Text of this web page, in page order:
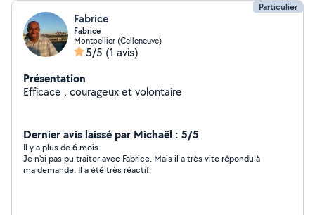
Particulier
Fabrice
Fabrice
Montpellier (Celleneuve)
5/5 (1 avis)
Présentation
Efficace , courageux et volontaire
Dernier avis laissé par Michaël : 5/5
Il y a plus de 6 mois
Je n'ai pas pu traiter avec Fabrice. Mais il a très vite répondu à
ma demande. Il a été très réactif.